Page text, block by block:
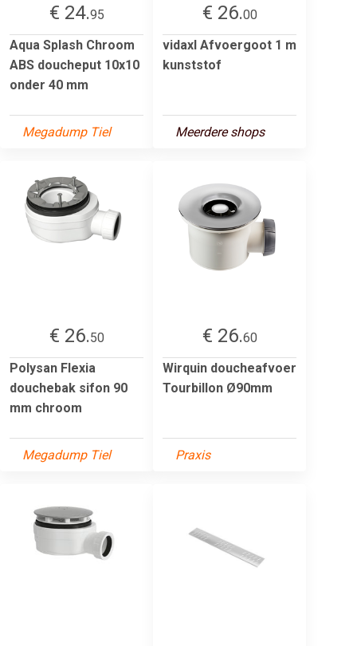
€ 24.95
Aqua Splash Chroom
ABS doucheput 10x10
onder 40 mm
Megadump Tiel
€ 26.00
vidaxl Afvoergoot 1 m
kunststof
Meerdere shops
€ 26.50
Polysan Flexia
douchebak sifon 90
mm chroom
Megadump Tiel
€ 26.60
Wirquin doucheafvoer
Tourbillon Ø90mm
Praxis